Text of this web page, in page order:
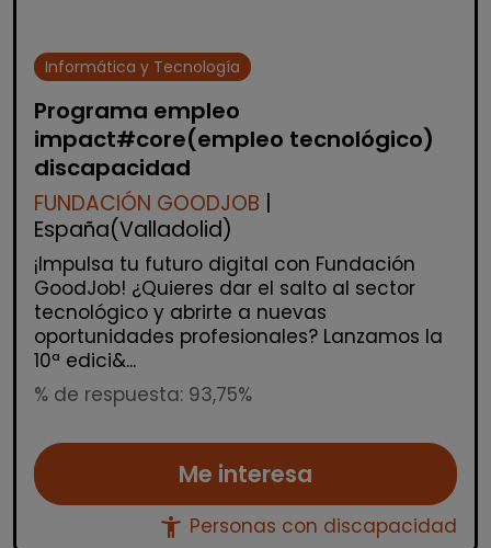
Informática y Tecnología
Programa empleo
impact#core(empleo tecnológico)
discapacidad
FUNDACIÓN GOODJOB
España(Valladolid)
¡Impulsa tu futuro digital con Fundación
GoodJob! ¿Quieres dar el salto al sector
tecnológico y abrirte a nuevas
oportunidades profesionales? Lanzamos la
10ª edici&...
% de respuesta: 93,75%
Me interesa
accessibility_new Personas con discapacidad